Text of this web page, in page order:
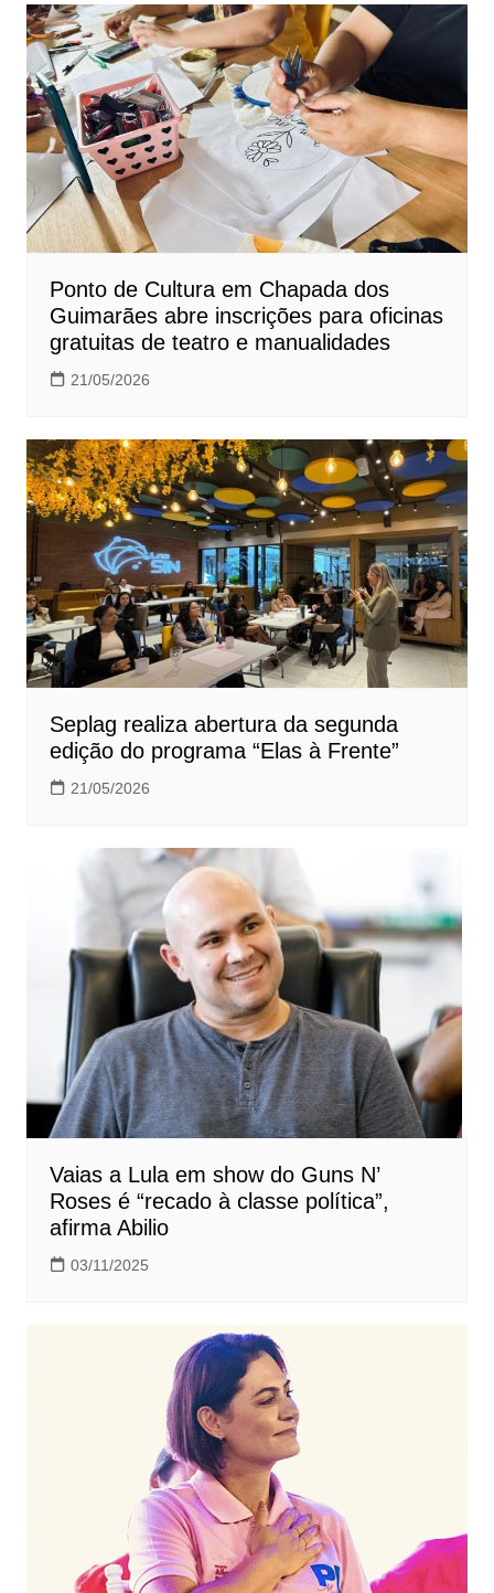
Ponto de Cultura em Chapada dos
Guimarães abre inscrições para oficinas
gratuitas de teatro e manualidades
21/05/2026
Seplag realiza abertura da segunda
edição do programa “Elas à Frente”
21/05/2026
Vaias a Lula em show do Guns N’
Roses é “recado à classe política”,
afirma Abilio
03/11/2025